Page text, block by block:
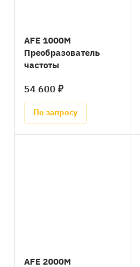
AFE 1000M
Преобразователь
частоты
54 600 ₽
По запросу
AFE 2000M